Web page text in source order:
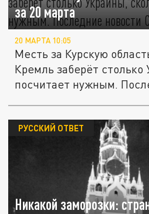
за 20 марта
20 МАРТА 10:05
Месть за Курскую
Кремль заберёт столько
посчитает нужным.
Никакой заморозки:
РУССКИЙ ОТВЕТ